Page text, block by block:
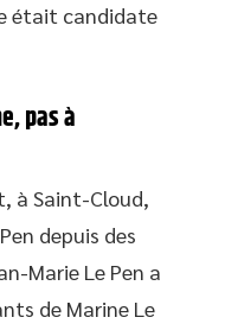
était candidate
pas à
à Saint-Cloud,
depuis des
Marie Le Pen a
de Marine Le